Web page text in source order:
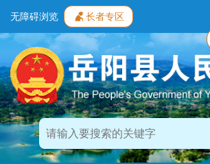
无障碍浏览 长者专区